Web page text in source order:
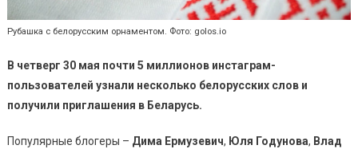
Рубашка с белорусским орнаментом. Фото: golos.io
В четверг 30 мая почти 5 миллионов инстаграм-
пользователей узнали несколько белорусских слов и
получили приглашения в Беларусь.
Популярные блогеры – Дима Ермузевич, Юля Годунова, Влад